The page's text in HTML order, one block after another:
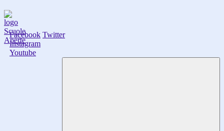
Facebook Twitter
Instagram
Youtube